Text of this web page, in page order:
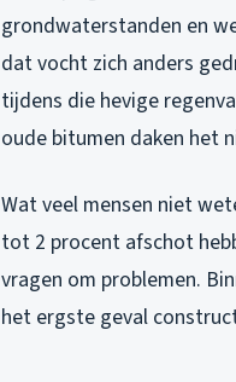
grondwaterstanden en
dat vocht zich anders
tijdens die hevige
oude bitumen daken het
Wat veel mensen niet
tot 2 procent afschot
vragen om problemen.
het ergste geval